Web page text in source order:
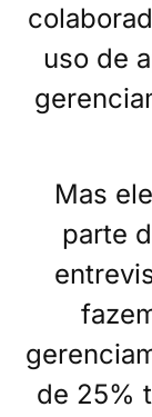
uso de
Mas
parte
de 25%